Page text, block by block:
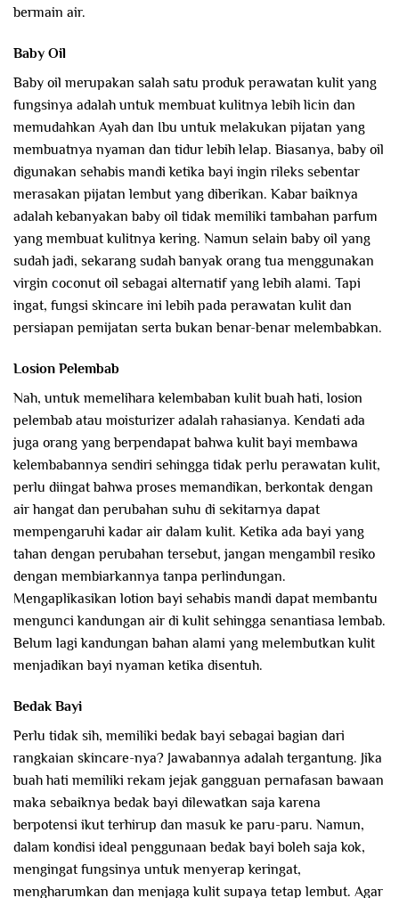
bermain air.
Baby Oil
Baby oil merupakan salah satu produk perawatan kulit yang
fungsinya adalah untuk membuat kulitnya lebih licin dan
memudahkan Ayah dan Ibu untuk melakukan pijatan yang
membuatnya nyaman dan tidur lebih lelap. Biasanya, baby oil
digunakan sehabis mandi ketika bayi ingin rileks sebentar
merasakan pijatan lembut yang diberikan. Kabar baiknya
adalah kebanyakan baby oil tidak memiliki tambahan parfum
yang membuat kulitnya kering. Namun selain baby oil yang
sudah jadi, sekarang sudah banyak orang tua menggunakan
virgin coconut oil sebagai alternatif yang lebih alami. Tapi
ingat, fungsi skincare ini lebih pada perawatan kulit dan
persiapan pemijatan serta bukan benar-benar melembabkan.
Losion Pelembab
Nah, untuk memelihara kelembaban kulit buah hati, losion
pelembab atau moisturizer adalah rahasianya. Kendati ada
juga orang yang berpendapat bahwa kulit bayi membawa
kelembabannya sendiri sehingga tidak perlu perawatan kulit,
perlu diingat bahwa proses memandikan, berkontak dengan
air hangat dan perubahan suhu di sekitarnya dapat
mempengaruhi kadar air dalam kulit. Ketika ada bayi yang
tahan dengan perubahan tersebut, jangan mengambil resiko
dengan membiarkannya tanpa perlindungan.
Mengaplikasikan lotion bayi sehabis mandi dapat membantu
mengunci kandungan air di kulit sehingga senantiasa lembab.
Belum lagi kandungan bahan alami yang melembutkan kulit
menjadikan bayi nyaman ketika disentuh.
Bedak Bayi
Perlu tidak sih, memiliki bedak bayi sebagai bagian dari
rangkaian skincare-nya? Jawabannya adalah tergantung. Jika
buah hati memiliki rekam jejak gangguan pernafasan bawaan
maka sebaiknya bedak bayi dilewatkan saja karena
berpotensi ikut terhirup dan masuk ke paru-paru. Namun,
dalam kondisi ideal penggunaan bedak bayi boleh saja kok,
mengingat fungsinya untuk menyerap keringat,
mengharumkan dan menjaga kulit supaya tetap lembut. Agar